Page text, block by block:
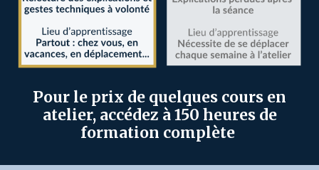
Pour le prix de quelques cours en
atelier, accédez à 150 heures de
formation complète